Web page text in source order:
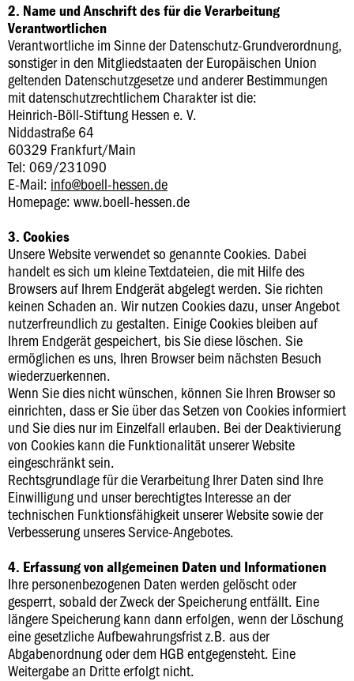
2. Name und Anschrift des für die Verarbeitung
Verantwortlichen
Verantwortliche im Sinne der Datenschutz-Grundverordnung,
sonstiger in den Mitgliedstaaten der Europäischen Union
geltenden Datenschutzgesetze und anderer Bestimmungen
mit datenschutzrechtlichem Charakter ist die:
Heinrich-Böll-Stiftung Hessen e. V.
Niddastraße 64
60329 Frankfurt/Main
Tel: 069/231090
E-Mail: info@boell-hessen.de
Homepage: www.boell-hessen.de
3. Cookies
Unsere Website verwendet so genannte Cookies. Dabei
handelt es sich um kleine Textdateien, die mit Hilfe des
Browsers auf Ihrem Endgerät abgelegt werden. Sie richten
keinen Schaden an. Wir nutzen Cookies dazu, unser Angebot
nutzerfreundlich zu gestalten. Einige Cookies bleiben auf
Ihrem Endgerät gespeichert, bis Sie diese löschen. Sie
ermöglichen es uns, Ihren Browser beim nächsten Besuch
wiederzuerkennen.
Wenn Sie dies nicht wünschen, können Sie Ihren Browser so
einrichten, dass er Sie über das Setzen von Cookies informiert
und Sie dies nur im Einzelfall erlauben. Bei der Deaktivierung
von Cookies kann die Funktionalität unserer Website
eingeschränkt sein.
Rechtsgrundlage für die Verarbeitung Ihrer Daten sind Ihre
Einwilligung und unser berechtigtes Interesse an der
technischen Funktionsfähigkeit unserer Website sowie der
Verbesserung unseres Service-Angebotes.
4. Erfassung von allgemeinen Daten und Informationen
Ihre personenbezogenen Daten werden gelöscht oder
gesperrt, sobald der Zweck der Speicherung entfällt. Eine
längere Speicherung kann dann erfolgen, wenn der Löschung
eine gesetzliche Aufbewahrungsfrist z.B. aus der
Abgabenordnung oder dem HGB entgegensteht. Eine
Weitergabe an Dritte erfolgt nicht.